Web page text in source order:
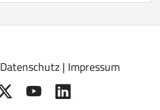
Datenschutz| Impressum